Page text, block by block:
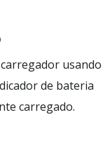
usando
de bateria
carregado.